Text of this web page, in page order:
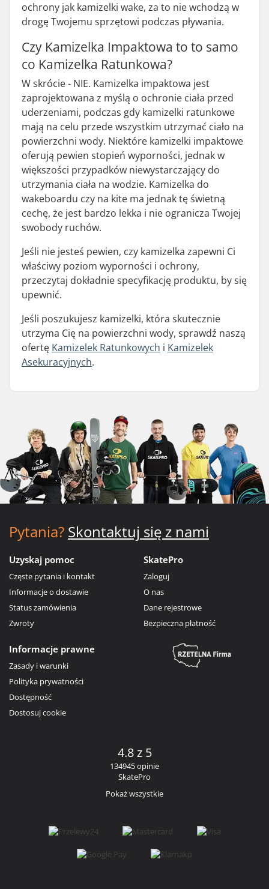
ochrony jak kamizelki wake, za to nie wchodzą w
drogę Twojemu sprzętowi podczas pływania.
Czy Kamizelka Impaktowa to to samo
co Kamizelka Ratunkowa?
W skrócie - NIE. Kamizelka impaktowa jest
zaprojektowana z myślą o ochronie ciała przed
uderzeniami, podczas gdy kamizelki ratunkowe
mają na celu przede wszystkim utrzymać ciało na
powierzchni wody. Niektóre kamizelki impaktowe
oferują pewien stopień wyporności, jednak w
większości przypadków niewystarczający do
utrzymania ciała na wodzie. Kamizelka do
wakeboardu czy na kite ma jednak tę świetną
cechę, że jest bardzo lekka i nie ogranicza Twojej
swobody ruchów.
Jeśli nie jesteś pewien, czy kamizelka zapewni Ci
właściwy poziom wyporności i ochrony,
przeczytaj dokładnie specyfikację produktu, by się
upewnić.
Jeśli poszukujesz kamizelki, która skutecznie
utrzyma Cię na powierzchni wody, sprawdź naszą
ofertę Kamizelek Ratunkowych i Kamizelek
Asekuracyjnych.
Pytania? Skontaktuj się z nami
Uzyskaj pomoc
Częste pytania i kontakt
Informacje o dostawie
Status zamówienia
Zwroty
SkatePro
Zaloguj
O nas
Dane rejestrowe
Bezpieczna płatność
Informacje prawne
Zasady i warunki
Polityka prywatności
Dostępność
Dostosuj cookie
4.8 z 5
134945 opinie
SkatePro
Pokaż wszystkie